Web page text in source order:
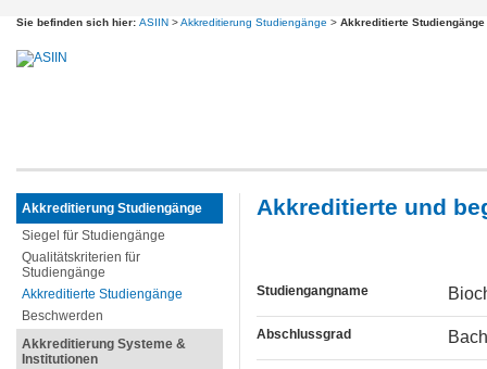
Sie befinden sich hier: ASIIN >Akkreditierung Studiengänge > Akkreditierte Studiengänge
Akkreditierung Studiengänge
Siegel für Studiengänge
Qualitätskriterien für
Studiengänge
Akkreditierte Studiengänge
Beschwerden
Akkreditierung Systeme &
Institutionen
Akkreditierte und
Studiengangname
Abschlussgrad